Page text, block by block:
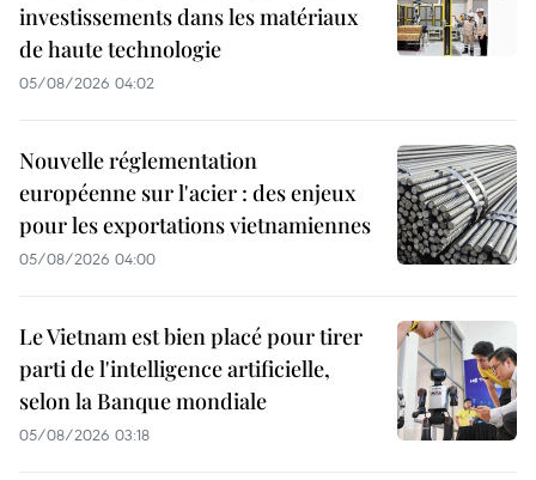
investissements dans les matériaux
de haute technologie
05/08/2026 04:02
Nouvelle réglementation
européenne sur l'acier : des enjeux
pour les exportations vietnamiennes
05/08/2026 04:00
Le Vietnam est bien placé pour tirer
parti de l'intelligence artificielle,
selon la Banque mondiale
05/08/2026 03:18